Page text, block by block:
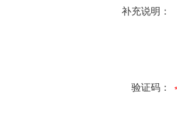
补充说明：
验证码：